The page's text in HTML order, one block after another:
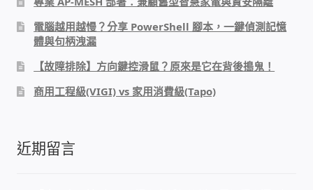
監視器安裝維修
監視器DIY
防盜保全-安防設備
電腦越用越慢？分享 PowerShell 腳本，一鍵偵測記憶
體與句柄洩漏
【故障排除】方向鍵控滑鼠？原來是它在背後搗鬼！
商用工程級(VIGI) vs 家用消費級(Tapo)
近期留言